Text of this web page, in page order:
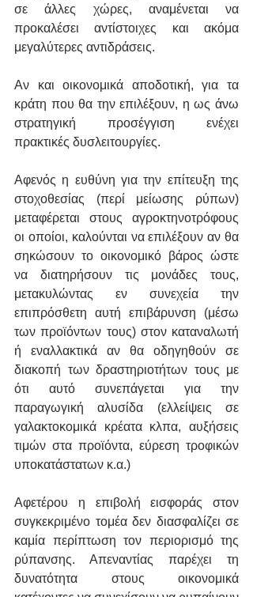
σε άλλες χώρες, αναμένεται να
προκαλέσει αντίστοιχες και ακόμα
μεγαλύτερες αντιδράσεις.
Αν και οικονομικά αποδοτική, για τα
κράτη που θα την επιλέξουν, η ως άνω
στρατηγική προσέγγιση ενέχει
πρακτικές δυσλειτουργίες.
Αφενός η ευθύνη για την επίτευξη της
στοχοθεσίας (περί μείωσης ρύπων)
μεταφέρεται στους αγροκτηνοτρόφους
οι οποίοι, καλούνται να επιλέξουν αν θα
σηκώσουν το οικονομικό βάρος ώστε
να διατηρήσουν τις μονάδες τους,
μετακυλώντας εν συνεχεία την
επιπρόσθετη αυτή επιβάρυνση (μέσω
των προϊόντων τους) στον καταναλωτή
ή εναλλακτικά αν θα οδηγηθούν σε
διακοπή των δραστηριοτήτων τους με
ότι αυτό συνεπάγεται για την
παραγωγική αλυσίδα (ελλείψεις σε
γαλακτοκομικά κρέατα κλπα, αυξήσεις
τιμών στα προϊόντα, εύρεση τροφικών
υποκατάστατων κ.α.)
Αφετέρου η επιβολή εισφοράς στον
συγκεκριμένο τομέα δεν διασφαλίζει σε
καμία περίπτωση τον περιορισμό της
ρύπανσης. Απεναντίας παρέχει τη
δυνατότητα στους οικονομικά